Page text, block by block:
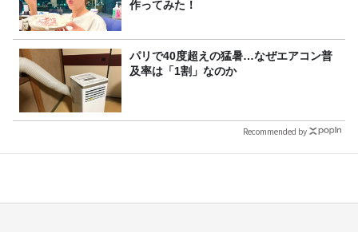
作ってみた！
パリで40度超えの猛暑…なぜエアコン普
及率は「1割」なのか
Recommended by